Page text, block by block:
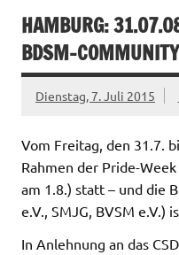
HAMBURG:
BDSM-
Dienstag, 7. Juli 2015
Vom Freitag, den 31.7.
Rahmen der Pride-
am 1.8.) statt – und die
e.V., SMJG, BVSM e.V.)
In Anlehnung an das